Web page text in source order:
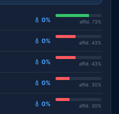
💧 0% affid. 73%
💧 0% affid. 43%
💧 0% affid. 43%
💧 0% affid. 30%
💧 0% affid. 30%